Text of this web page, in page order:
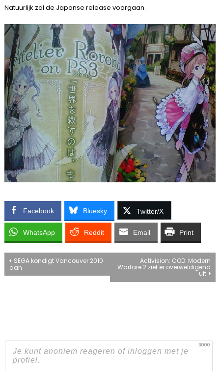
Natuurlijk zal de Japanse release voorgaan.
Facebook Bluesky Twitter/X
WhatsApp Reddit Email Print
Bericht
SEGA kondigt Vancouver 2010
aan
Activision: COD: Modern
Warfare 2 ziet er overweldigend
uit
3000